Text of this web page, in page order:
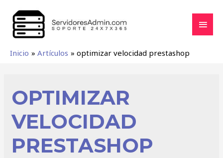
Inicio Artículos optimizar velocidad prestashop
OPTIMIZAR
VELOCIDAD
PRESTASHOP